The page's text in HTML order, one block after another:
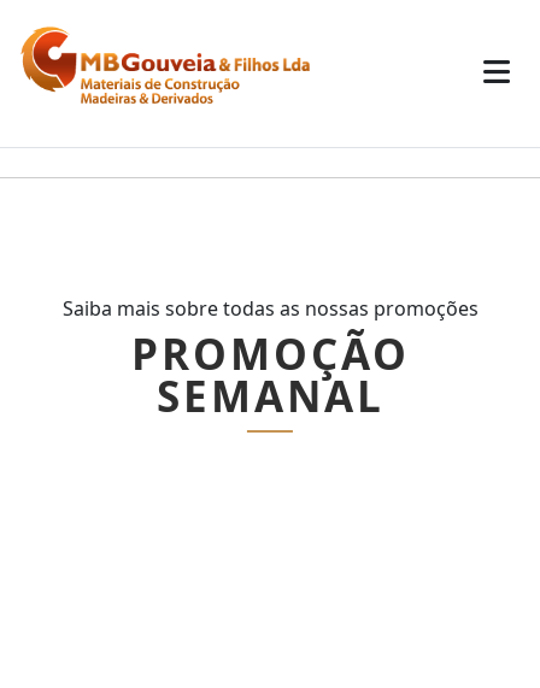
Saiba mais sobre todas as nossas promoções
PROMOÇÃO
SEMANAL